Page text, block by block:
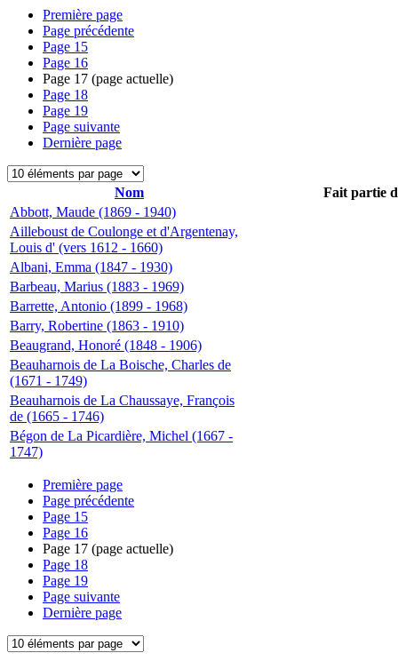
Première page
Page précédente
Page 15
Page 16
Page 17 (page actuelle)
Page 18
Page 19
Page suivante
Dernière page
Nom
Fait partie
Abbott, Maude (1869 - 1940)
Ailleboust de Coulonge et d'Argentenay,
Louis d' (vers 1612 - 1660)
Albani, Emma (1847 - 1930)
Barbeau, Marius (1883 - 1969)
Barrette, Antonio (1899 - 1968)
Barry, Robertine (1863 - 1910)
Beaugrand, Honoré (1848 - 1906)
Beauharnois de La Boische, Charles de
(1671 - 1749)
Beauharnois de La Chaussaye, François
de (1665 - 1746)
Bégon de La Picardière, Michel (1667 -
1747)
Première page
Page précédente
Page 15
Page 16
Page 17 (page actuelle)
Page 18
Page 19
Page suivante
Dernière page